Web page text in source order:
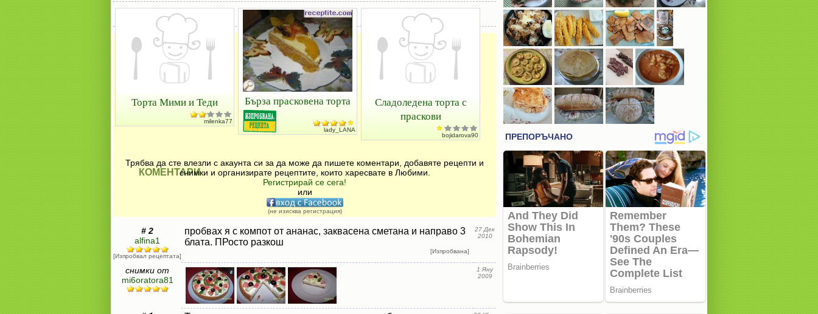
Торта Мими и Теди
milenka77
Бърза прасковена торта
lady_LANA
Сладоледена торта с
праскови
bojidarova90
КОМЕНТАРИ
Трябва да сте влезли с акаунта си за да може да пишете коментари, добавяте рецепти и
снимки и организирате рецептите, които харесвате в Любими.
Регистрирай се сега!
или
(не изисква регистрация)
# 2
alfina1
[Изпробвал рецептата]
пробвах я с компот от ананас, заквасена сметана и направо 3
блата. ПРосто разкош
[Изпробвана]
27 Дек
2010
снимки от
mi6oratora81
1 Яну
2009